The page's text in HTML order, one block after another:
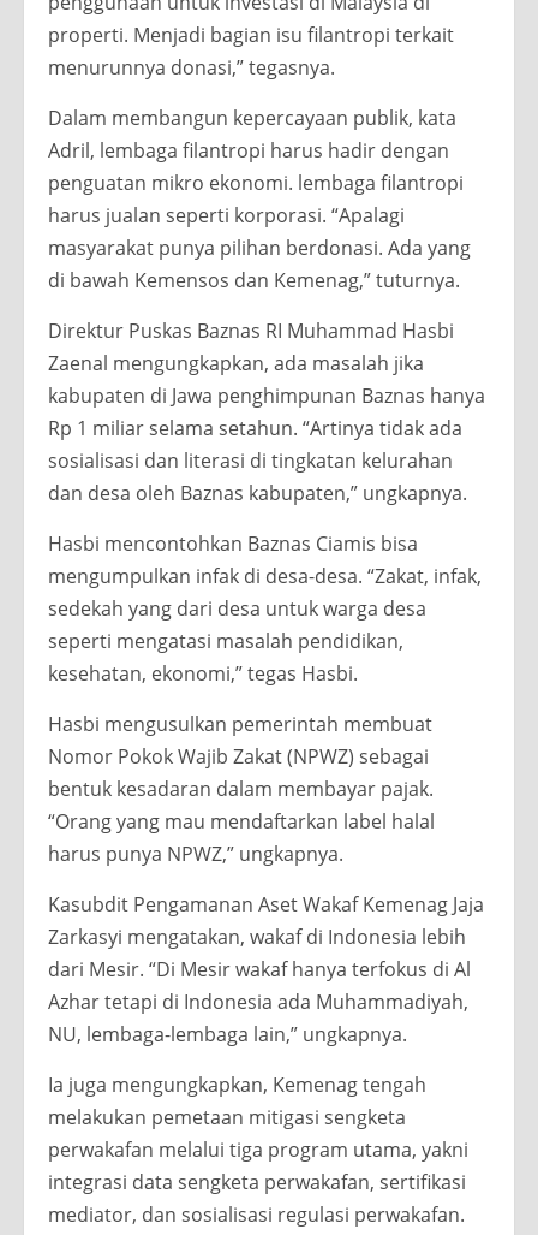
properti. Menjadi bagian isu filantropi terkait
menurunnya donasi,” tegasnya.
Dalam membangun kepercayaan publik, kata
Adril, lembaga filantropi harus hadir dengan
penguatan mikro ekonomi. lembaga filantropi
harus jualan seperti korporasi. “Apalagi
masyarakat punya pilihan berdonasi. Ada yang
di bawah Kemensos dan Kemenag,” tuturnya.
Direktur Puskas Baznas RI Muhammad Hasbi
Zaenal mengungkapkan, ada masalah jika
kabupaten di Jawa penghimpunan Baznas hanya
Rp 1 miliar selama setahun. “Artinya tidak ada
sosialisasi dan literasi di tingkatan kelurahan
dan desa oleh Baznas kabupaten,” ungkapnya.
Hasbi mencontohkan Baznas Ciamis bisa
mengumpulkan infak di desa-desa. “Zakat, infak,
sedekah yang dari desa untuk warga desa
seperti mengatasi masalah pendidikan,
kesehatan, ekonomi,” tegas Hasbi.
Hasbi mengusulkan pemerintah membuat
Nomor Pokok Wajib Zakat (NPWZ) sebagai
bentuk kesadaran dalam membayar pajak.
“Orang yang mau mendaftarkan label halal
harus punya NPWZ,” ungkapnya.
Kasubdit Pengamanan Aset Wakaf Kemenag Jaja
Zarkasyi mengatakan, wakaf di Indonesia lebih
dari Mesir. “Di Mesir wakaf hanya terfokus di Al
Azhar tetapi di Indonesia ada Muhammadiyah,
NU, lembaga-lembaga lain,” ungkapnya.
Ia juga mengungkapkan, Kemenag tengah
melakukan pemetaan mitigasi sengketa
perwakafan melalui tiga program utama, yakni
integrasi data sengketa perwakafan, sertifikasi
mediator, dan sosialisasi regulasi perwakafan.